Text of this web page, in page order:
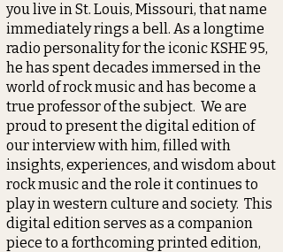
you live in St. Louis, Missouri, that name
immediately rings a bell. As a longtime
radio personality for the iconic KSHE 95,
he has spent decades immersed in the
world of rock music and has become a
true professor of the subject. We are
proud to present the digital edition of
our interview with him, filled with
insights, experiences, and wisdom about
rock music and the role it continues to
play in western culture and society. This
digital edition serves as a companion
piece to a forthcoming printed edition,